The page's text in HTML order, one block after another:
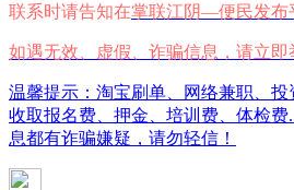
联系时请告知在掌联江阴—便民发布
如遇无效、虚假、诈骗信息，请立即
温馨提示：淘宝刷单、网络兼职、
收取报名费、押金、培训费、体检
息都有诈骗嫌疑，请勿轻信！